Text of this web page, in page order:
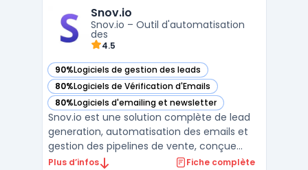
croissance, confrontés à la difficulté de
trouver des prospects f ...
Snov.io
Snov.io – Outil d'automatisation
des
4.5
90%Logiciels de gestion des leads
— voir Snov.io dans cette catégorie
80%Logiciels de Vérification d'Emails
— voir Snov.io dans cette catégorie
80%Logiciels d'emailing et newsletter
— voir Snov.io dans cette catégorie
Snov.io est une solution complète de lead
generation, automatisation des emails et
gestion des pipelines de vente, conçue
pour optimiser le processus de prospection
Plus d’infos Fiche complète